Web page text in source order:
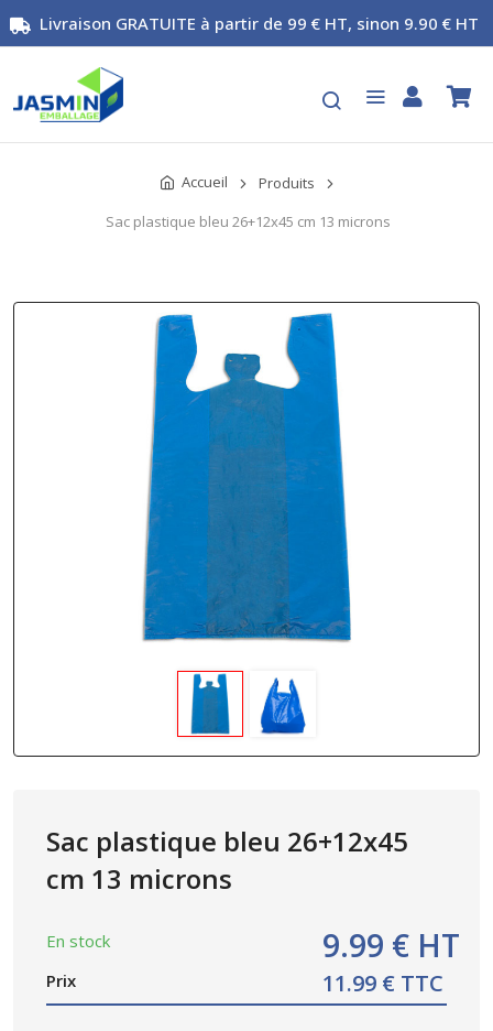
Livraison GRATUITE à partir de 99 € HT, sinon 9.90 € HT
Accueil
Produits
Sac plastique bleu 26+12x45 cm 13 microns
Sac plastique bleu 26+12x45
cm 13 microns
En stock
Prix
9.99 € HT
11.99 € TTC